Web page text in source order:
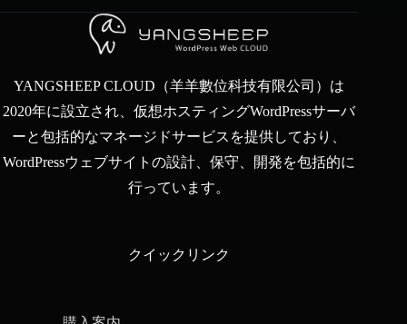
YANGSHEEP CLOUD（羊羊數位科技有限公司）は
2020年に設立され、仮想ホスティングWordPressサーバ
ーと包括的なマネージドサービスを提供しており、
WordPressウェブサイトの設計、保守、開発を包括的に
行っています。
クイックリンク